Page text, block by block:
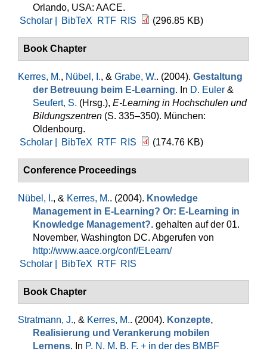
Orlando, USA: AACE.
Scholar |
BibTeX RTF RIS (296.85 KB)
Book Chapter
Kerres, M., Nübel, I., & Grabe, W.. (2004). Gestaltung
der Betreuung beim E-Learning. In D. Euler &
Seufert, S. (Hrsg.), E-Learning in Hochschulen und
Bildungszentren (S. 335–350). München:
Oldenbourg.
Scholar |
BibTeX RTF RIS (174.76 KB)
Conference Proceedings
Nübel, I., & Kerres, M.. (2004). Knowledge
Management in E-Learning? Or: E-Learning in
Knowledge Management?. gehalten auf der 01.
November, Washington DC. Abgerufen von
http://www.aace.org/conf/ELearn/
Scholar |
BibTeX RTF RIS
Book Chapter
Stratmann, J., & Kerres, M.. (2004). Konzepte,
Realisierung und Verankerung mobilen
Lernens. In P. N. M. B. F. + in der des BMBF